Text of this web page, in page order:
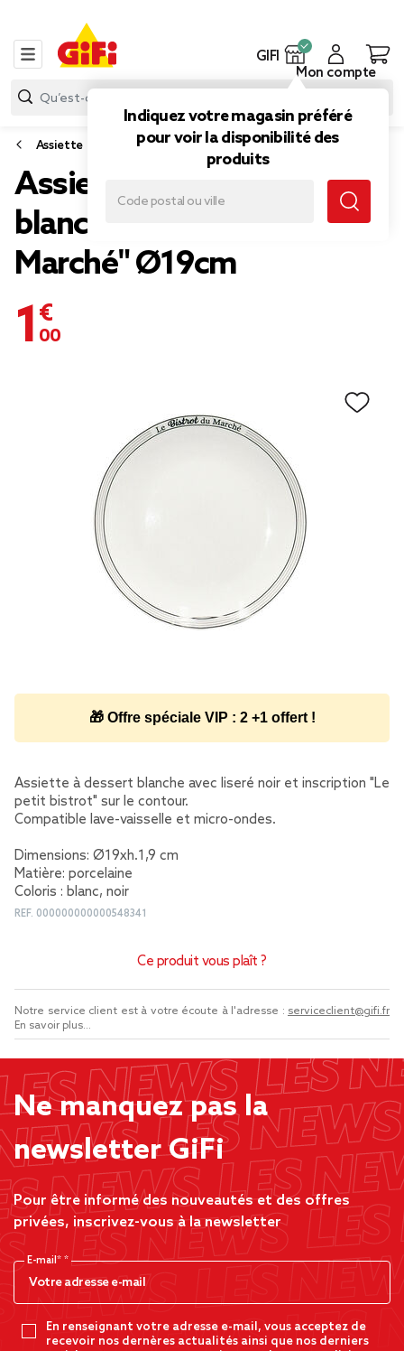
GIFI
Indiquez votre magasin préféré
pour voir la disponibilité des
produits
Mon compte
Assiette
Assiette à dessert ronde
blanche "Le Bistrot du
Marché" Ø19cm
1,00 €
🎁 Offre spéciale VIP : 2 +1 offert !
Assiette à dessert blanche avec liseré noir et inscription "Le
petit bistrot" sur le contour.
Compatible lave-vaisselle et micro-ondes.
Dimensions: Ø19xh.1,9 cm
Matière: porcelaine
Coloris : blanc, noir
REF. 000000000000548341
Ce produit vous plaît ?
Notre service client est à votre écoute à l'adresse : serviceclient@gifi.fr
En savoir plus...
Ne manquez pas la
newsletter GiFi
Pour être informé des nouveautés et des offres
privées, inscrivez-vous à la newsletter
E-mail*
En renseignant votre adresse e-mail, vous acceptez de
recevoir nos dernères actualités ainsi que nos derniers